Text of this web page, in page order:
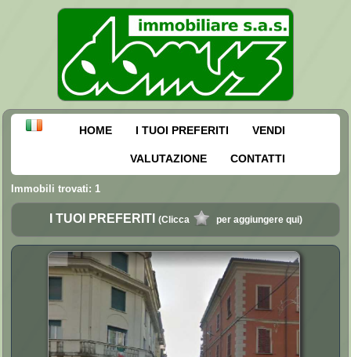
HOME I TUOI PREFERITI VENDI
VALUTAZIONE CONTATTI
Immobili trovati: 1
I TUOI PREFERITI (Clicca per aggiungere qui)